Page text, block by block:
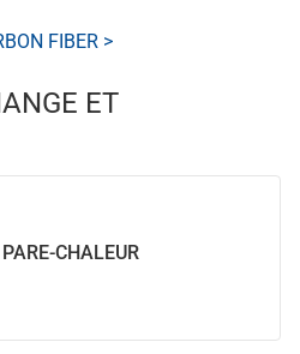
FIBER >
ET
CHALEUR